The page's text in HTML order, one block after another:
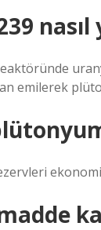
nasıl
emilerek